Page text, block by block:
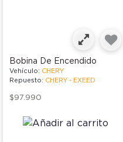
Bobina De Encendido
Vehículo: CHERY
Repuesto: CHERY - EXEED
$97.990